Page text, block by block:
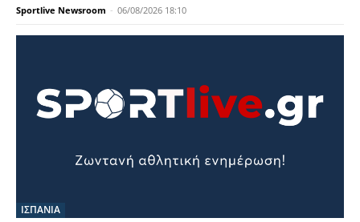
Sportlive Newsroom - 06/08/2026 18:10
ΙΣΠΑΝΙΑ